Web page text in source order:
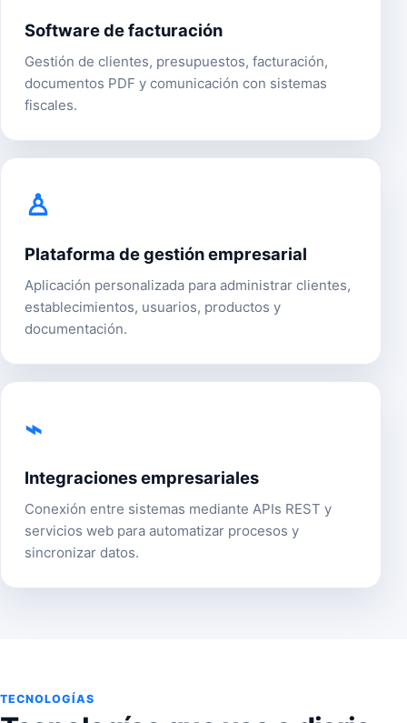
Software de facturación
Gestión de clientes, presupuestos, facturación,
documentos PDF y comunicación con sistemas
fiscales.
♙
Plataforma de gestión empresarial
Aplicación personalizada para administrar clientes,
establecimientos, usuarios, productos y
documentación.
⌁
Integraciones empresariales
Conexión entre sistemas mediante APIs REST y
servicios web para automatizar procesos y
sincronizar datos.
TECNOLOGÍAS